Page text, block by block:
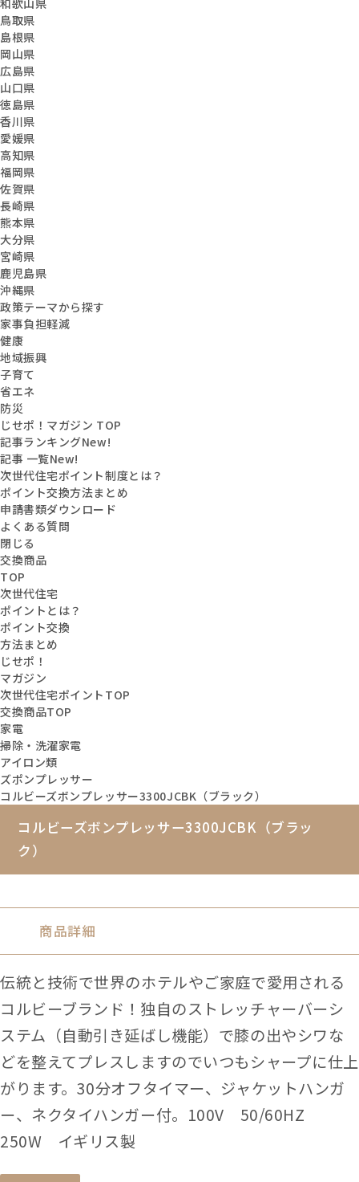
和歌山県
鳥取県
島根県
岡山県
広島県
山口県
徳島県
香川県
愛媛県
高知県
福岡県
佐賀県
長崎県
熊本県
大分県
宮崎県
鹿児島県
沖縄県
政策テーマから探す
家事負担軽減
健康
地域振興
子育て
省エネ
防災
じせポ！マガジン TOP
記事ランキングNew!
記事 一覧New!
次世代住宅ポイント制度とは？
ポイント交換方法まとめ
申請書類ダウンロード
よくある質問
閉じる
交換商品
TOP
次世代住宅
ポイントとは？
ポイント交換
方法まとめ
じせポ！
マガジン
次世代住宅ポイントTOP
交換商品TOP
家電
掃除・洗濯家電
アイロン類
ズポンプレッサー
コルビーズボンプレッサー3300JCBK（ブラック）
コルビーズボンプレッサー3300JCBK（ブラッ
ク）
商品詳細
伝統と技術で世界のホテルやご家庭で愛用される
コルビーブランド！独自のストレッチャーバーシ
ステム（自動引き延ばし機能）で膝の出やシワな
どを整えてプレスしますのでいつもシャープに仕上
がります。30分オフタイマー、ジャケットハンガ
ー、ネクタイハンガー付。100V 50/60HZ
250W イギリス製